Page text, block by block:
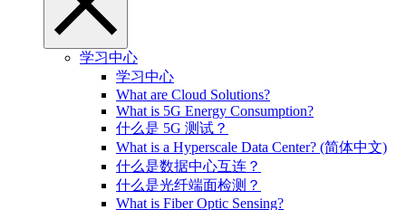
学习中心
学习中心
What are Cloud Solutions?
What is 5G Energy Consumption?
什么是 5G 测试？
What is a Hyperscale Data Center? (简体中文)
什么是数据中心互连？
什么是光纤端面检测？
What is Fiber Optic Sensing?